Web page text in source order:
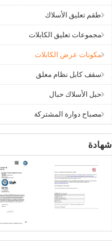
طقم تعليق الأسلاك
مجموعات تعليق الكابلات
مكونات عرض الكابلات
سقف كابل نظام معلق
حبل الأسلاك حبال
مصباح دوارة المشتركة
شهادة